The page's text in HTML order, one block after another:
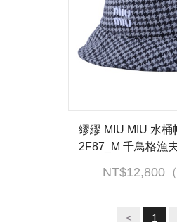
繆繆 MIU MIU 水桶
2F87_M 千鳥格漁
NT$12,800（
< 1